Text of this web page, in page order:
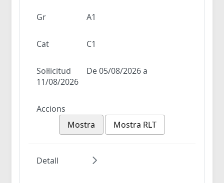
Gr A1
Cat C1
Sol·licitud
De 05/08/2026 a
11/08/2026
Accions
Mostra
Mostra RLT
Detall